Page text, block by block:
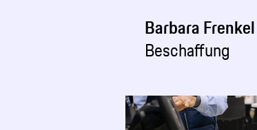
Barbara Frenkel
Beschaffung